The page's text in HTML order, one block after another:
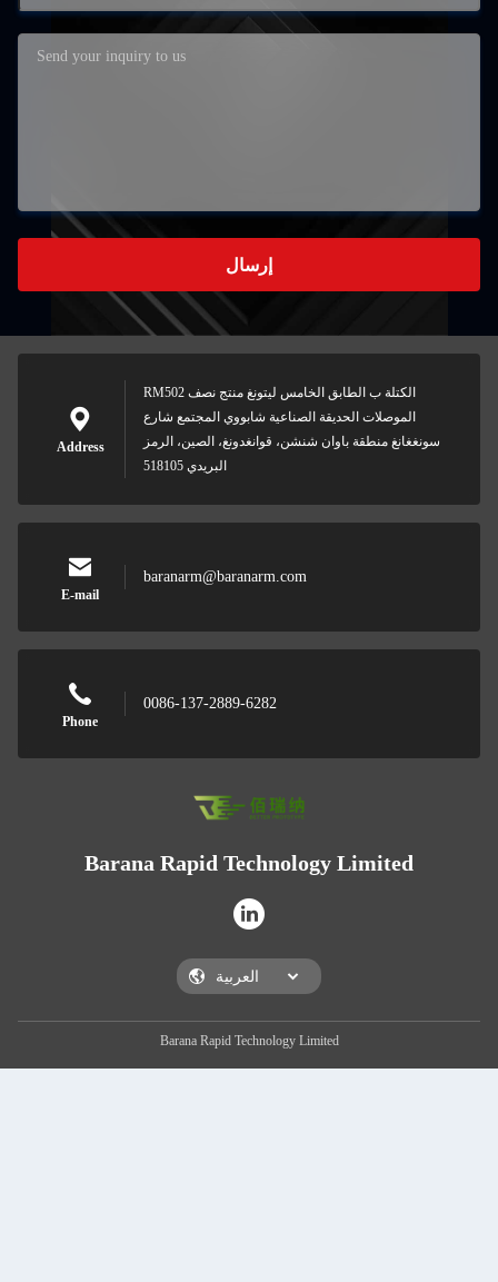
إرسال
Address
RM502 الكتلة ب الطابق الخامس ليتونغ منتج نصف
الموصلات الحديقة الصناعية شابووي المجتمع شارع
سونغغانغ منطقة باوان شنشن، قوانغدونغ، الصين، الرمز
البريدي 518105
E-mail
baranarm@baranarm.com
Phone
0086-137-2889-6282
Barana Rapid Technology Limited
Barana Rapid Technology Limited